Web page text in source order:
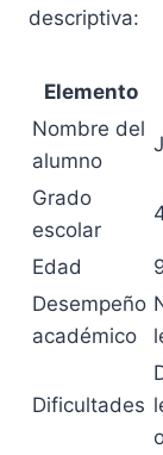
descriptiva:
Elemento
Nombre del
alumno
Grado
escolar
Edad
Desempeño
académico
Dificultades